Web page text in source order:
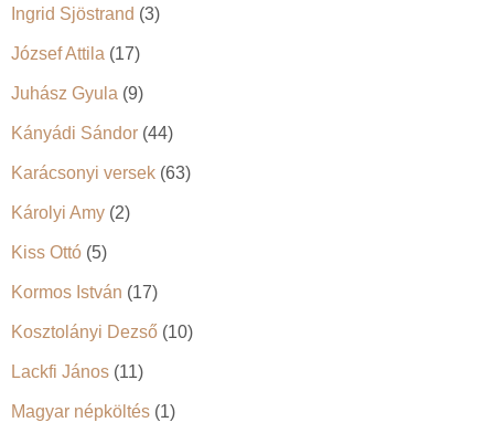
Ingrid Sjöstrand (3)
József Attila (17)
Juhász Gyula (9)
Kányádi Sándor (44)
Karácsonyi versek (63)
Károlyi Amy (2)
Kiss Ottó (5)
Kormos István (17)
Kosztolányi Dezső (10)
Lackfi János (11)
Magyar népköltés (1)